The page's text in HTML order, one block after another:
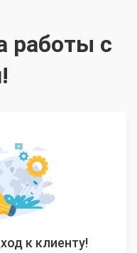
работы с
к клиенту!